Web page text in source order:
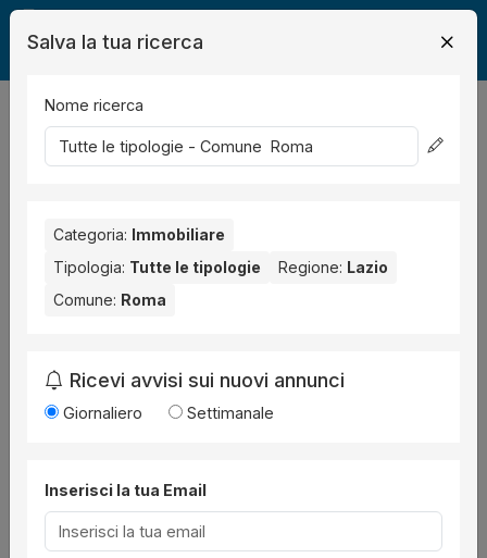
Legalmente Immobili
risultati Ordina per
RM, Italia , Procedura 694 2005, Lotto Unico
da € 1.333.760,00
Salva la tua ricerca
Nome ricerca
Categoria: Immobiliare
Tipologia: Tutte le tipologie Regione: Lazio
Comune: Roma
Ricevi avvisi sui nuovi annunci
Giornaliero Settimanale
Inserisci la tua Email